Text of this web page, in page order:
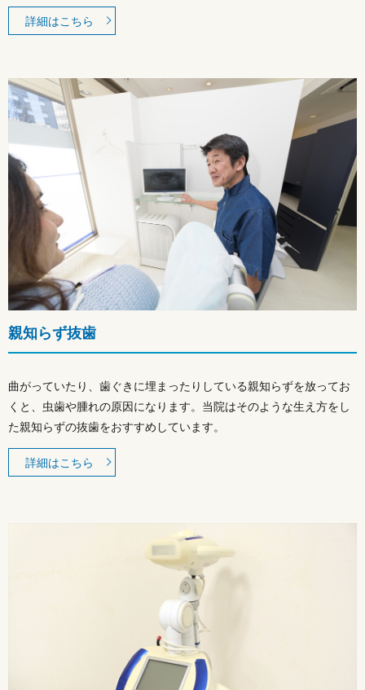
詳細はこちら
親知らず抜歯
曲がっていたり、歯ぐきに埋まったりしている親知らずを放ってお
くと、虫歯や腫れの原因になります。当院はそのような生え方をし
た親知らずの抜歯をおすすめしています。
詳細はこちら